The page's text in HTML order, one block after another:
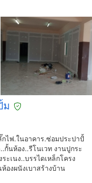
ม
ไฟ.ในอาคาร.ซ่อมประปาปั้
นห้อง..รีโนเวท งานปูกระ
ะเนง..บรรไดเหล็กโครง
องผนังเบาสร้างบ้าน